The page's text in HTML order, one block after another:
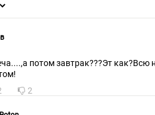
потом завтрак???Эт как?Всю
2